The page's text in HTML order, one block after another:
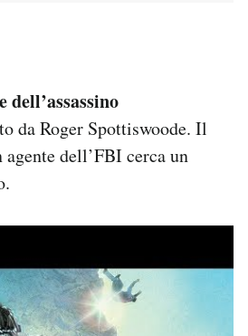
dell’assassino
da Roger Spottiswoode. Il
dell’FBI cerca un